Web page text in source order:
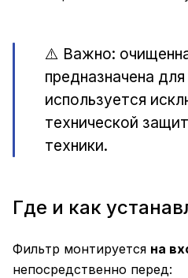
⚠️ Важно:
предназначена
используется
технической
техники.
Где и как
Фильтр монтируется на
непосредственно перед: